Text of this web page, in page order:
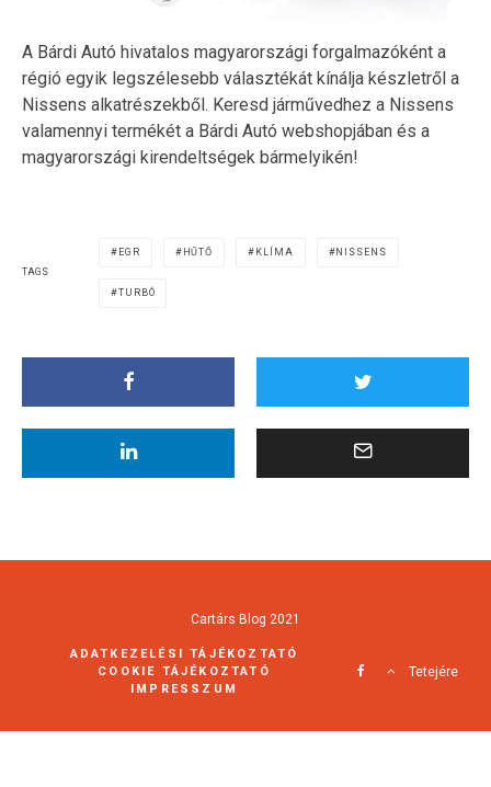
A Bárdi Autó hivatalos magyarországi forgalmazóként a
régió egyik legszélesebb választékát kínálja készletről a
Nissens alkatrészekből. Keresd járművedhez a Nissens
valamennyi termékét a Bárdi Autó webshopjában és a
magyarországi kirendeltségek bármelyikén!
TAGS
EGR HŰTŐ KLÍMA NISSENS
TURBÓ
Cartárs Blog 2021
ADATKEZELÉSI TÁJÉKOZTATÓ
COOKIE TÁJÉKOZTATÓ
IMPRESSZUM
Tetejére